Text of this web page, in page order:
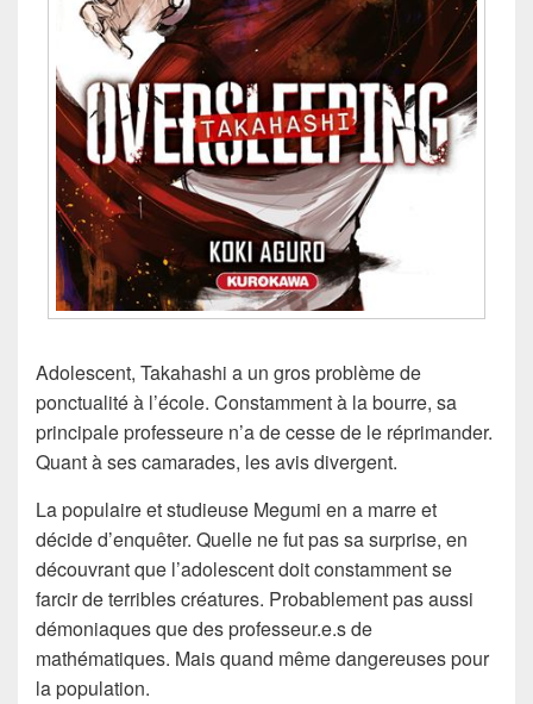
Adolescent, Takahashi a un gros problème de
ponctualité à l’école. Constamment à la bourre, sa
principale professeure n’a de cesse de le réprimander.
Quant à ses camarades, les avis divergent.
La populaire et studieuse Megumi en a marre et
décide d’enquêter. Quelle ne fut pas sa surprise, en
découvrant que l’adolescent doit constamment se
farcir de terribles créatures. Probablement pas aussi
démoniaques que des professeur.e.s de
mathématiques. Mais quand même dangereuses pour
la population.